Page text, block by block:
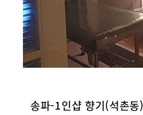
송파-1인샵 향기(석촌동)